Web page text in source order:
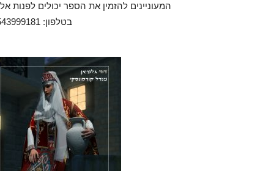
המעוניינים להזמין את הספר יכולים לפנות
בטלפון: 0543999181